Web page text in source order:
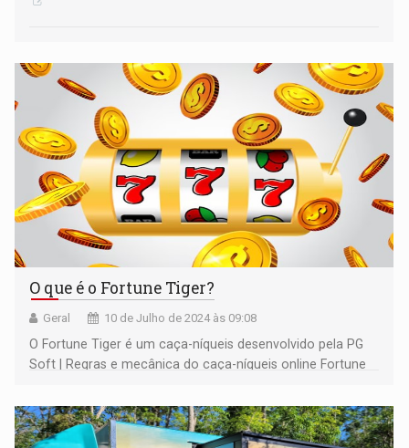
O que é o Fortune Tiger?
Geral 10 de Julho de 2024 às 09:08
O Fortune Tiger é um caça-níqueis desenvolvido pela PG
Soft | Regras e mecânica do caça-níqueis online Fortune